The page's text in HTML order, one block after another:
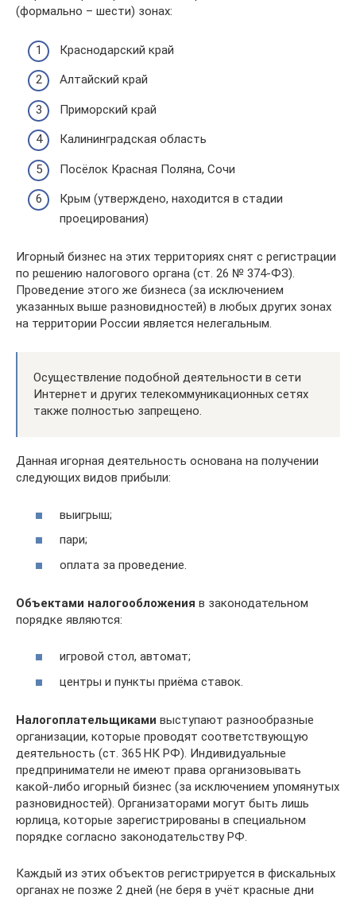
(формально – шести) зонах:
Краснодарский край
Алтайский край
Приморский край
Калининградская область
Посёлок Красная Поляна, Сочи
Крым (утверждено, находится в стадии
проецирования)
Игорный бизнес на этих территориях снят с регистрации
по решению налогового органа (ст. 26 № 374-ФЗ).
Проведение этого же бизнеса (за исключением
указанных выше разновидностей) в любых других зонах
на территории России является нелегальным.
Осуществление подобной деятельности в сети
Интернет и других телекоммуникационных сетях
также полностью запрещено.
Данная игорная деятельность основана на получении
следующих видов прибыли:
выигрыш;
пари;
оплата за проведение.
Объектами налогообложения в законодательном
порядке являются:
игровой стол, автомат;
центры и пункты приёма ставок.
Налогоплательщиками выступают разнообразные
организации, которые проводят соответствующую
деятельность (ст. 365 НК РФ). Индивидуальные
предприниматели не имеют права организовывать
какой-либо игорный бизнес (за исключением упомянутых
разновидностей). Организаторами могут быть лишь
юрлица, которые зарегистрированы в специальном
порядке согласно законодательству РФ.
Каждый из этих объектов регистрируется в фискальных
органах не позже 2 дней (не беря в учёт красные дни